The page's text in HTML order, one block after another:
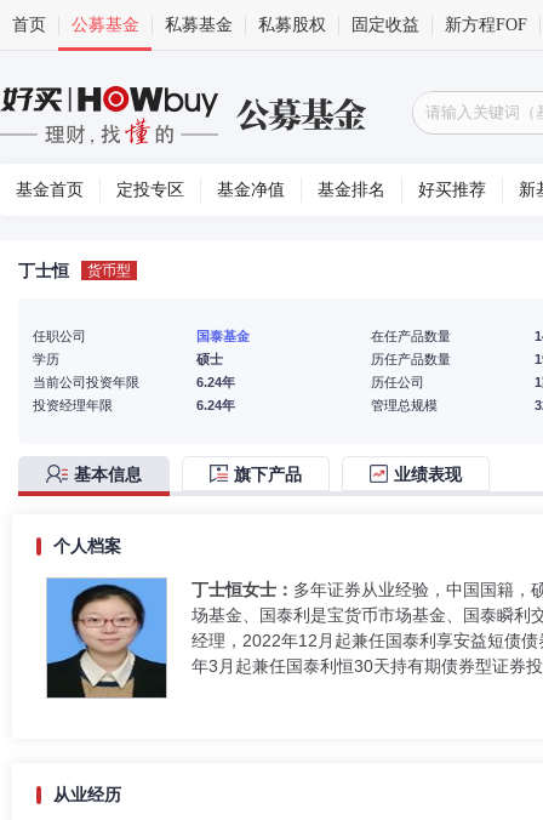
首页 公募基金 私募基金 私募股权 固定收益 新方程FOF
基金首页 定投专区 基金净值 基金排名 好买推荐 新
丁士恒 货币型
任职公司
国泰基金
学历
硕士
当前公司投资年限
6.24年
投资经理年限
6.24年
在任产品数量
历任产品数量
历任公司
管理总规模
基本信息 旗下产品 业绩表现
个人档案
丁士恒女士： 多年证券从业经验，中国国籍，
场基金、国泰利是宝货币市场基金、国泰瞬利
经理，2022年12月起兼任国泰利享安益短债
年3月起兼任国泰利恒30天持有期债券型证券
从业经历